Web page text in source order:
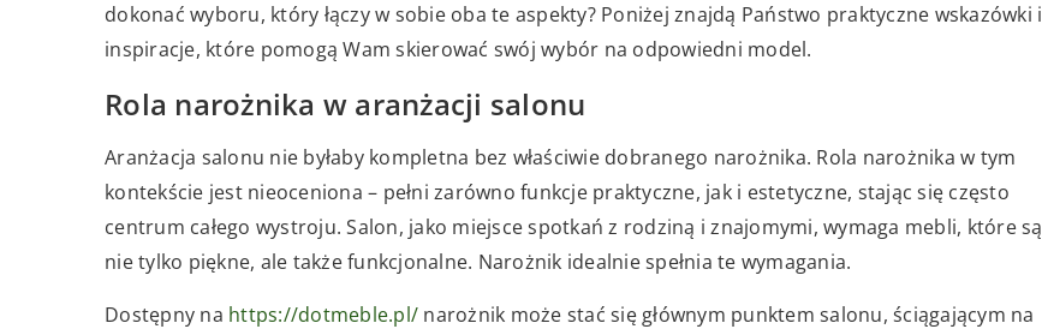
dokonać wyboru, który łączy w sobie oba te aspekty? Poniżej znajdą Państwo praktyczne wskazówki i
inspiracje, które pomogą Wam skierować swój wybór na odpowiedni model.
Rola narożnika w aranżacji salonu
Aranżacja salonu nie byłaby kompletna bez właściwie dobranego narożnika. Rola narożnika w tym
kontekście jest nieoceniona – pełni zarówno funkcje praktyczne, jak i estetyczne, stając się często
centrum całego wystroju. Salon, jako miejsce spotkań z rodziną i znajomymi, wymaga mebli, które są
nie tylko piękne, ale także funkcjonalne. Narożnik idealnie spełnia te wymagania.
Dostępny na https://dotmeble.pl/ narożnik może stać się głównym punktem salonu, ściągającym na